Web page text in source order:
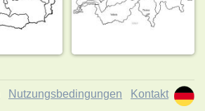
Nutzungsbedingungen Kontakt